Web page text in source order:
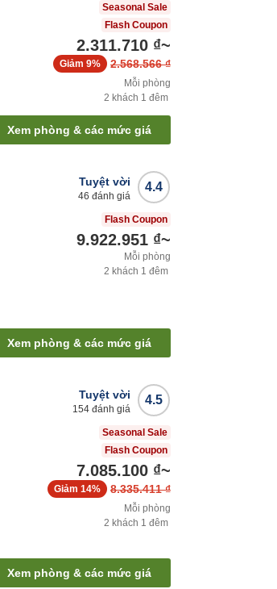
Seasonal Sale
Flash Coupon
2.311.710 ₫~
2.568.566 ₫
Giảm 9%
Mỗi phòng
2 khách 1 đêm
Xem phòng & các mức giá
4.4
Tuyệt vời
46 đánh giá
Flash Coupon
9.922.951 ₫~
Mỗi phòng
2 khách 1 đêm
Xem phòng & các mức giá
4.5
Tuyệt vời
154 đánh giá
Seasonal Sale
Flash Coupon
7.085.100 ₫~
8.335.411 ₫
Giảm 14%
Mỗi phòng
2 khách 1 đêm
Xem phòng & các mức giá